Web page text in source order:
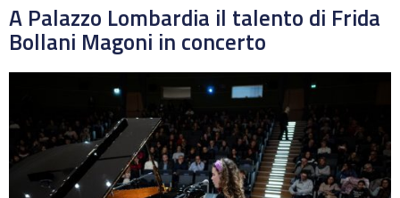
A Palazzo Lombardia il talento di Frida
Bollani Magoni in concerto